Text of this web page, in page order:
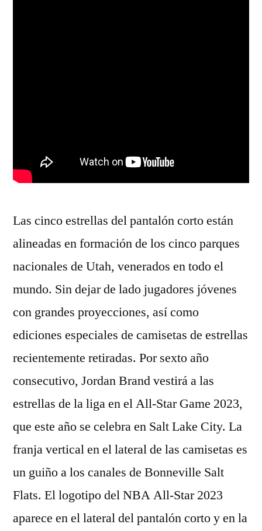
Las cinco estrellas del pantalón corto están
alineadas en formación de los cinco parques
nacionales de Utah, venerados en todo el
mundo. Sin dejar de lado jugadores jóvenes
con grandes proyecciones, así como
ediciones especiales de camisetas de estrellas
recientemente retiradas. Por sexto año
consecutivo, Jordan Brand vestirá a las
estrellas de la liga en el All-Star Game 2023,
que este año se celebra en Salt Lake City. La
franja vertical en el lateral de las camisetas es
un guiño a los canales de Bonneville Salt
Flats. El logotipo del NBA All-Star 2023
aparece en el lateral del pantalón corto y en la